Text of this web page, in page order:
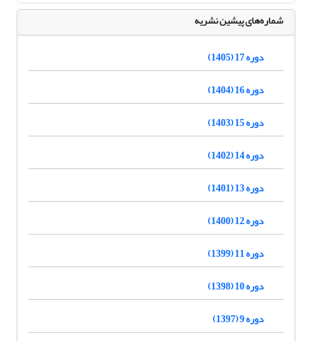
شماره‌های پیشین نشریه
دوره 17 (1405)
دوره 16 (1404)
دوره 15 (1403)
دوره 14 (1402)
دوره 13 (1401)
دوره 12 (1400)
دوره 11 (1399)
دوره 10 (1398)
دوره 9 (1397)